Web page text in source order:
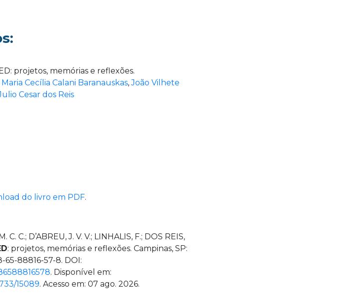
projetos, memórias e reflexões.
Maria Cecília Calani Baranauskas,João Vilhete
Cesar dos Reis
do livro em PDF.
C. C.; D’ABREU, J. V. V.; LINHALIS, F.; DOS REIS,
: projetos, memórias e reflexões. Campinas, SP:
65-88816-57-8. DOI:
. Disponível em:
15089. Acesso em: 07 ago. 2026.